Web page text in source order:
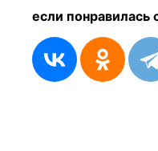
если понравилась